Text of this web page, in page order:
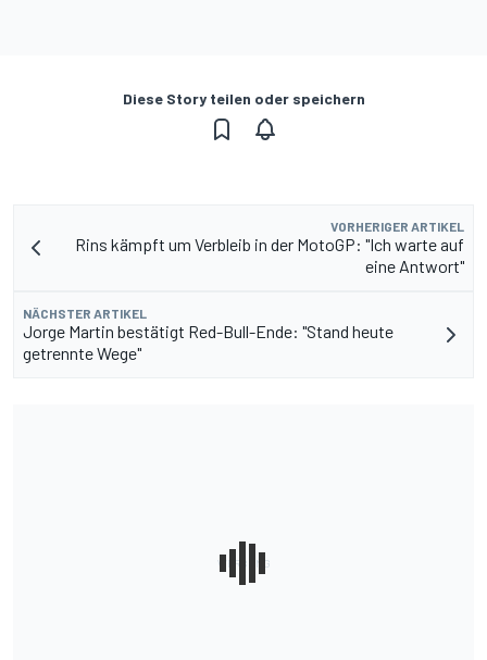
Diese Story teilen oder speichern
VORHERIGER ARTIKEL
Rins kämpft um Verbleib in der MotoGP: "Ich warte auf
eine Antwort"
NÄCHSTER ARTIKEL
Jorge Martin bestätigt Red-Bull-Ende: "Stand heute
getrennte Wege"